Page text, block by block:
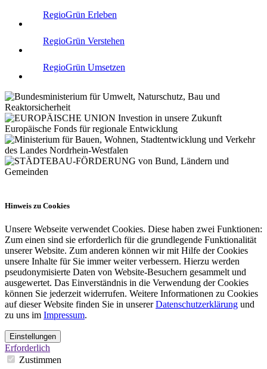
RegioGrün Erleben
RegioGrün Verstehen
RegioGrün Umsetzen
Hinweis zu Cookies
Unsere Webseite verwendet Cookies. Diese haben zwei Funktionen:
Zum einen sind sie erforderlich für die grundlegende Funktionalität
unserer Website. Zum anderen können wir mit Hilfe der Cookies
unsere Inhalte für Sie immer weiter verbessern. Hierzu werden
pseudonymisierte Daten von Website-Besuchern gesammelt und
ausgewertet. Das Einverständnis in die Verwendung der Cookies
können Sie jederzeit widerrufen. Weitere Informationen zu Cookies
auf dieser Website finden Sie in unsererDatenschutzerklärung und
zu uns im Impressum.
Einstellungen
Erforderlich
Zustimmen